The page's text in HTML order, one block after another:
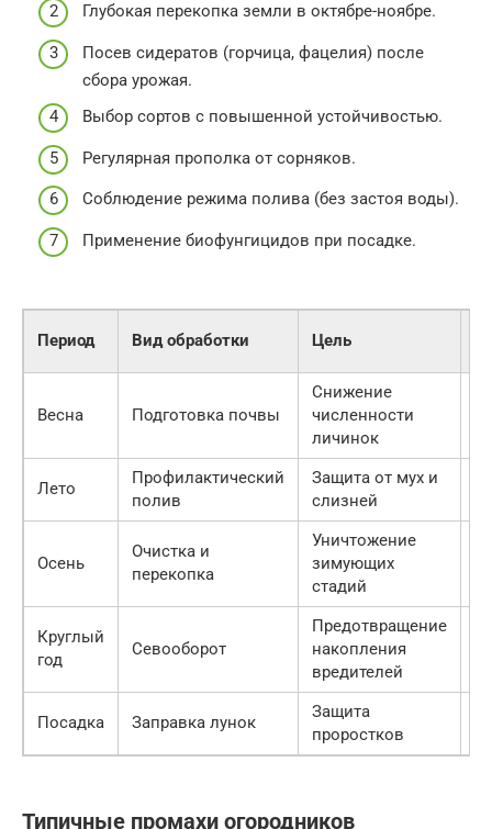
Глубокая перекопка земли в октябре-ноябре.
Посев сидератов (горчица, фацелия) после
сбора урожая.
Выбор сортов с повышенной устойчивостью.
Регулярная прополка от сорняков.
Соблюдение режима полива (без застоя воды).
Применение биофунгицидов при посадке.
Период Вид обработки Цель
Весна Подготовка почвы
Снижение
численности
личинок
Лето
Профилактический
полив
Защита от мух и
слизней
Осень
Очистка и
перекопка
Уничтожение
зимующих
стадий
Круглый
год
Севооборот
Предотвращение
накопления
вредителей
Посадка Заправка лунок
Защита
проростков
Типичные промахи огородников